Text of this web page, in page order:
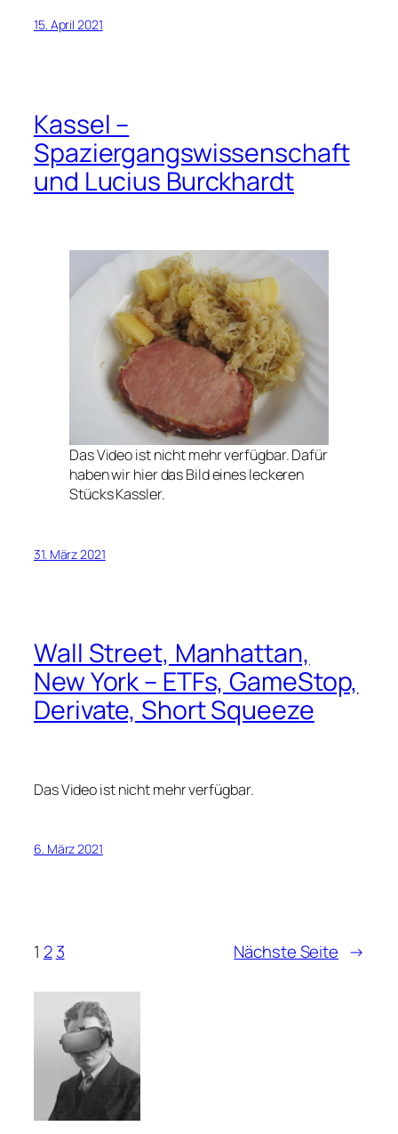
15. April 2021
Kassel –
Spaziergangswissenschaft
und Lucius Burckhardt
Das Video ist nicht mehr verfügbar. Dafür
haben wir hier das Bild eines leckeren
Stücks Kassler.
31. März 2021
Wall Street, Manhattan,
New York – ETFs, GameStop,
Derivate, Short Squeeze
Das Video ist nicht mehr verfügbar.
6. März 2021
1 2 3 Nächste Seite →